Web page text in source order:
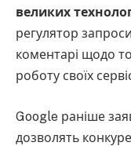
великих
регулятор
коментарі щодо
роботу своїх
Google раніше
дозволять